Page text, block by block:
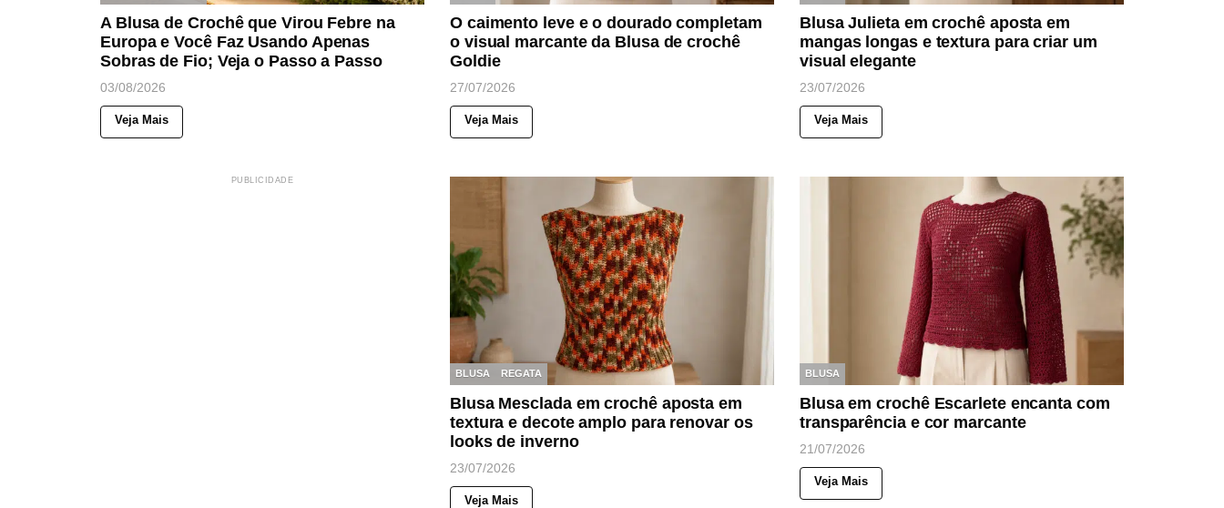
A Blusa de Crochê que Virou Febre na
Europa e Você Faz Usando Apenas
Sobras de Fio; Veja o Passo a Passo
03/08/2026
Veja Mais
O caimento leve e o dourado completam
o visual marcante da Blusa de crochê
Goldie
27/07/2026
Veja Mais
Blusa Julieta em crochê aposta em
mangas longas e textura para criar um
visual elegante
23/07/2026
Veja Mais
PUBLICIDADE
BLUSA REGATA
Blusa Mesclada em crochê aposta em
textura e decote amplo para renovar os
looks de inverno
23/07/2026
Veja Mais
BLUSA
Blusa em crochê Escarlete encanta com
transparência e cor marcante
21/07/2026
Veja Mais